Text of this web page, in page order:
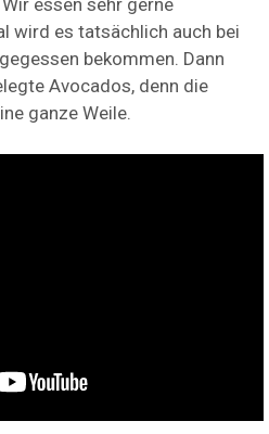
essen sehr gerne
wird es tatsächlich auch bei
bekommen. Dann
Avocados, denn die
ganze Weile.